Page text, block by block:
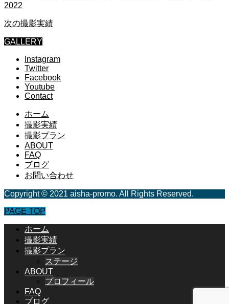
2022
次の撮影実績
GALLERY
Instagram
Twitter
Facebook
Youtube
Contact
ホーム
撮影実績
撮影プラン
ABOUT
FAQ
ブログ
お問い合わせ
Copyright © 2021 aisha-promo. All Rights Reserved.
PAGE TOP
ホーム
撮影実績
撮影プラン
ステージ
ABOUT
プロフィール
FAQ
ブログ